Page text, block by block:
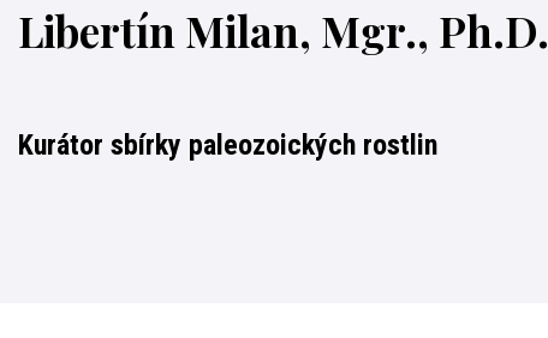
Libertín Milan, Mgr., Ph.D.
Kurátor sbírky paleozoických rostlin